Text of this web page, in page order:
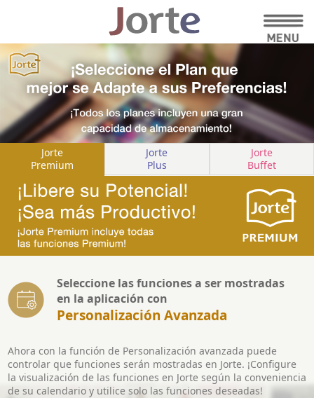
Jorte
Premium
Jorte
Plus
Jorte
Buffet
Seleccione las funciones a ser mostradas
en la aplicación con
Personalización Avanzada
Ahora con la función de Personalización avanzada puede
controlar que funciones serán mostradas en Jorte. ¡Configure
la visualización de las funciones en Jorte según la conveniencia
de su calendario y utilice solo las funciones deseadas!